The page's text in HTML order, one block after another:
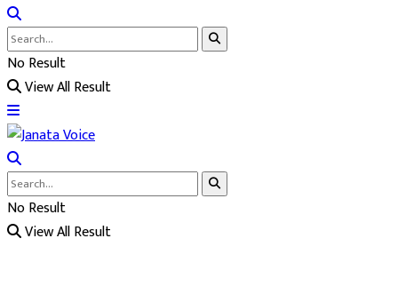
No Result
View All Result
No Result
View All Result